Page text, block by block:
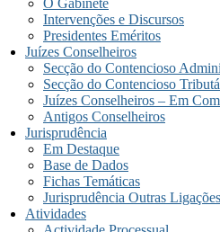
O Gabinete
Intervenções e Discursos
Presidentes Eméritos
Juízes Conselheiros
Secção do Contencioso
Secção do Contencioso
Juízes Conselheiros – Em
Antigos Conselheiros
Jurisprudência
Em Destaque
Base de Dados
Fichas Temáticas
Jurisprudência Outras Ligações
Atividades